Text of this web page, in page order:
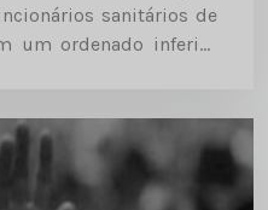
sanitários de
um ordenado inferior